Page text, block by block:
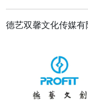
德艺双馨文化传媒有